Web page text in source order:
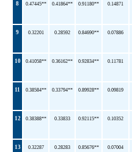
8 0.47445** 0.41864** 0.91180** 0.14871
9 0.32201 0.28592 0.84690** 0.07886
10 0.41058** 0.36162** 0.92834** 0.11781
11 0.38584** 0.33794** 0.89928** 0.09819
12 0.38388** 0.33833 0.92115** 0.10352
13 0.32287 0.28283 0.85676** 0.07004